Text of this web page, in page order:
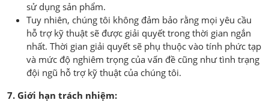
sử dụng sản phẩm.
Tuy nhiên, chúng tôi không đảm bảo rằng mọi yêu cầu
hỗ trợ kỹ thuật sẽ được giải quyết trong thời gian ngắn
nhất. Thời gian giải quyết sẽ phụ thuộc vào tính phức tạp
và mức độ nghiêm trọng của vấn đề cũng như tình trạng
đội ngũ hỗ trợ kỹ thuật của chúng tôi.
7. Giới hạn trách nhiệm: